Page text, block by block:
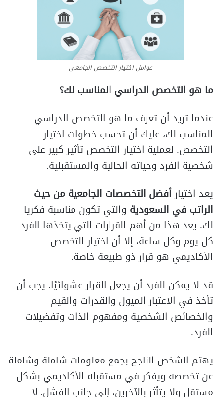
عوامل اختيار التخصص الجامعي
ما هو التخصص الدراسي المناسب لك؟
عندما تريد أن تعرف ما هو التخصص الدراسي
المناسب لك، عليك أن تحسب خطوات اختيار
التخصص. لعملية اختيار التخصص تأثير كبير على
شخصية الفرد وحياته الحالية والمستقبلية.
يعد اختيار أفضل التخصصات الجامعية من حيث
الراتب في السعودية والتي تكون مناسبة فكريا
لك. يعد هذا من أهم القرارات التي يتخذها الفرد
كل يوم وكل ساعة، إلا أن اختيار التخصص
الأكاديمي هو قرار ذو طبيعة خاصة.
قد لا يمكن للفرد أن يجعل القرار عشوائيًا. يجب أن
تأخذ في الاعتبار الميول والقدرات والقيم
والخصائص الشخصية ومفهوم الذات وتفضيلات
الفرد.
يهتم الشخص الناجح بجمع معلومات شاملة وشاملة
عن تخصصه ويفكر في مستقبله الأكاديمي بشكل
مستقل ولا يتأثر بالآخرين، إلى جانب الفشل. لا